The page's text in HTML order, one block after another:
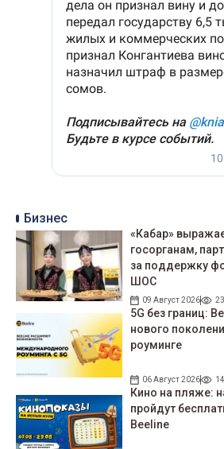
Бизнес
«Кабар»
госорганам,
за поддержку
ШОС
09 Август 2026
5G без границ:
нового
роуминге
06 Август 2026
Кино на пляже:
пройдут
Beeline